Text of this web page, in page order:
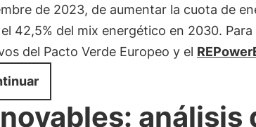
de 2023, de aumentar la cuota de
42,5% del mix energético en 2030.
del Pacto Verde Europeo y el
análisis